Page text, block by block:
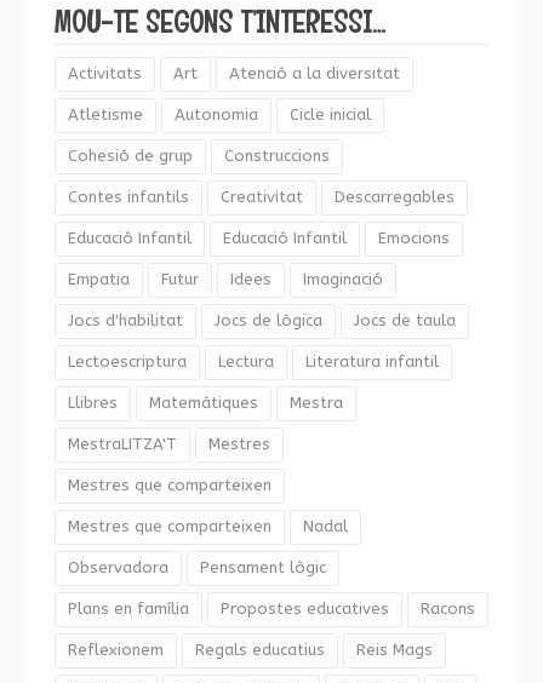
MOU-TE SEGONS T’INTERESSI…
Activitats Art Atenció a la diversitat
Atletisme Autonomia Cicle inicial
Cohesió de grup Construccions
Contes infantils Creativitat Descarregables
Educació Infantil Educació Infantil Emocions
Empatia Futur Idees Imaginació
Jocs d'habilitat Jocs de lògica Jocs de taula
Lectoescriptura Lectura Literatura infantil
Llibres Matemàtiques Mestra
MestraLITZA'T Mestres
Mestres que comparteixen
Mestres que comparteixen Nadal
Observadora Pensament lògic
Plans en família Propostes educatives Racons
Reflexionem Regals educatius Reis Mags